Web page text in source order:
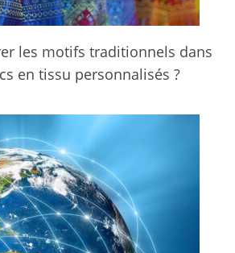
les motifs traditionnels dans
en tissu personnalisés ?